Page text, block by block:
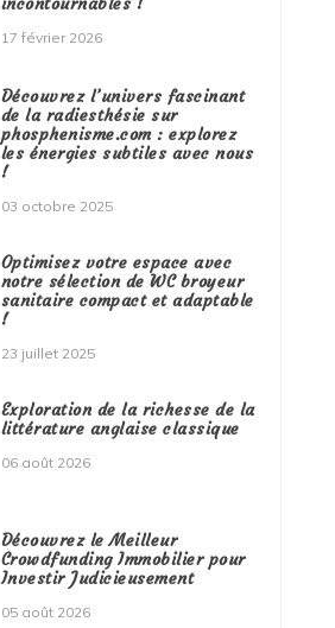
17 février 2026
Découvrez l’univers fascinant
de la radiesthésie sur
phosphenisme.com : explorez
les énergies subtiles avec nous
!
03 octobre 2025
Optimisez votre espace avec
notre sélection de WC broyeur
sanitaire compact et adaptable
!
23 juillet 2025
Exploration de la richesse de la
littérature anglaise classique
06 août 2026
Découvrez le Meilleur
Crowdfunding Immobilier pour
Investir Judicieusement
05 août 2026